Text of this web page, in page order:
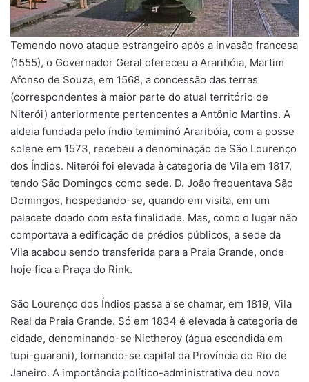
Temendo novo ataque estrangeiro após a invasão francesa
(1555), o Governador Geral ofereceu a Araribóia, Martim
Afonso de Souza, em 1568, a concessão das terras
(correspondentes à maior parte do atual território de
Niterói) anteriormente pertencentes a Antônio Martins. A
aldeia fundada pelo índio temiminó Araribóia, com a posse
solene em 1573, recebeu a denominação de São Lourenço
dos Índios. Niterói foi elevada à categoria de Vila em 1817,
tendo São Domingos como sede. D. João frequentava São
Domingos, hospedando-se, quando em visita, em um
palacete doado com esta finalidade. Mas, como o lugar não
comportava a edificação de prédios públicos, a sede da
Vila acabou sendo transferida para a Praia Grande, onde
hoje fica a Praça do Rink.
São Lourenço dos Índios passa a se chamar, em 1819, Vila
Real da Praia Grande. Só em 1834 é elevada à categoria de
cidade, denominando-se Nictheroy (água escondida em
tupi-guarani), tornando-se capital da Província do Rio de
Janeiro. A importância político-administrativa deu novo